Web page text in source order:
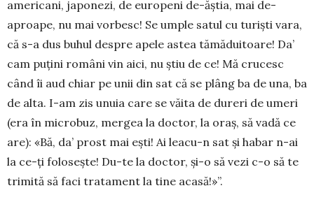
americani, japonezi, de europeni de-ăștia, mai de-
aproape, nu mai vor­besc! Se umple satul cu turiști vara,
că s-a dus buhul despre apele astea tămăduitoare! Da’
cam puțini români vin aici, nu știu de ce! Mă crucesc
când îi aud chiar pe unii din sat că se plâng ba de una, ba
de alta. I-am zis unuia care se văita de dureri de umeri
(era în microbuz, mergea la doctor, la oraș, să vadă ce
are): «Bă, da’ prost mai ești! Ai leacu-n sat și habar n-ai
la ce-ți folo­sește! Du-te la doctor, și-o să vezi c-o să te
trimită să faci tratament la tine acasă!»”.